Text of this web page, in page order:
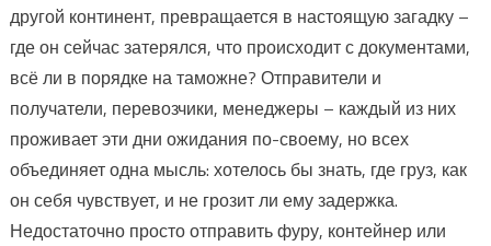
другой континент, превращается в настоящую загадку –
где он сейчас затерялся, что происходит с документами,
всё ли в порядке на таможне? Отправители и
получатели, перевозчики, менеджеры – каждый из них
проживает эти дни ожидания по-своему, но всех
объединяет одна мысль: хотелось бы знать, где груз, как
он себя чувствует, и не грозит ли ему задержка.
Недостаточно просто отправить фуру, контейнер или